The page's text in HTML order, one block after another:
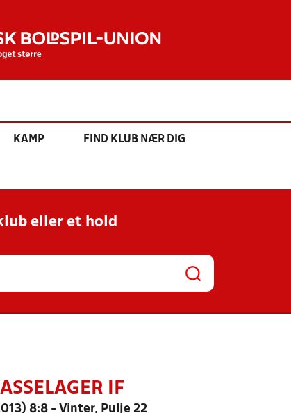
KAMP FIND KLUB NÆR DIG
eller et hold
IF
8:8 - Vinter, Pulje 22